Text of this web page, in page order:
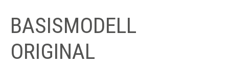
BASISMODELL
ORIGINAL